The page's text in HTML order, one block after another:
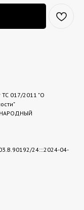
ТС 017/2011 "О
24:::2024-04-